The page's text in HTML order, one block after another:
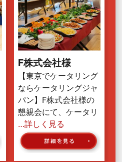
F株式会社様
【東京でケータリング
ならケータリングジャ
パン】F株式会社様の
懇親会にて、ケータリ
…詳しく見る